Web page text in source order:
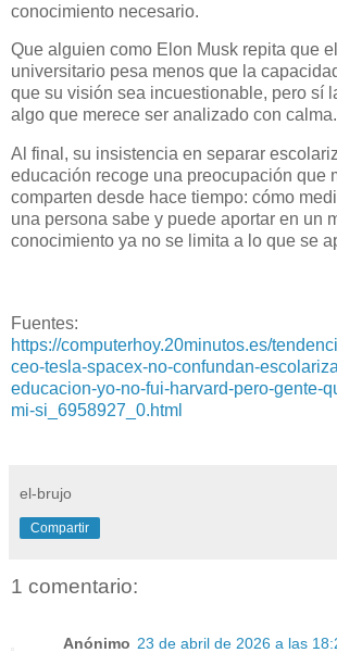
conocimiento necesario.
Que alguien como Elon Musk repita que
universitario pesa menos que la
que su visión sea incuestionable, pero sí
algo que merece ser analizado con calma.
Al final, su insistencia en separar
educación recoge una preocupación que
comparten desde hace tiempo: cómo
una persona sabe y puede aportar en un
conocimiento ya no se limita a lo que se
Fuentes:
https://computerhoy.20minutos.es/
ceo-tesla-spacex-no-confundan-
educacion-yo-no-fui-harvard-pero-gente-
mi-si_6958927_0.html
el-brujo
Compartir
1 comentario:
Anónimo 23 de abril de 2026 a las